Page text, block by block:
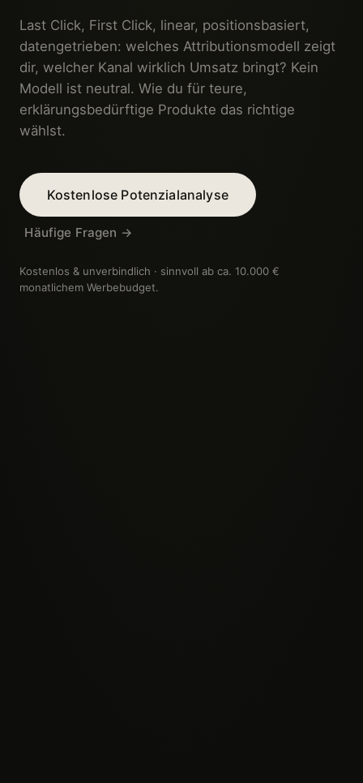
Last Click, First Click, linear, positionsbasiert,
datengetrieben: welches Attributionsmodell zeigt
dir, welcher Kanal wirklich Umsatz bringt? Kein
Modell ist neutral. Wie du für teure,
erklärungsbedürftige Produkte das richtige
wählst.
Kostenlose Potenzialanalyse
Häufige Fragen →
Kostenlos & unverbindlich · sinnvoll ab ca. 10.000 €
monatlichem Werbebudget.